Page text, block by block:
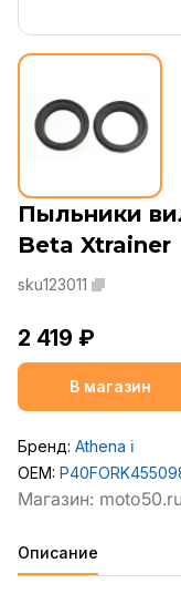
Пыльники
Beta Xtrainer
sku123011
2 419 ₽
В магазин
Бренд: Athena ℹ️
OEM:
Описание